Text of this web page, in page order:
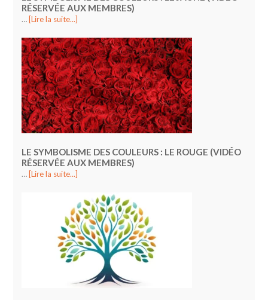
RÉSERVÉE AUX MEMBRES)
… [Lire la suite...]
LE SYMBOLISME DES COULEURS : LE ROUGE (VIDÉO
RÉSERVÉE AUX MEMBRES)
… [Lire la suite...]